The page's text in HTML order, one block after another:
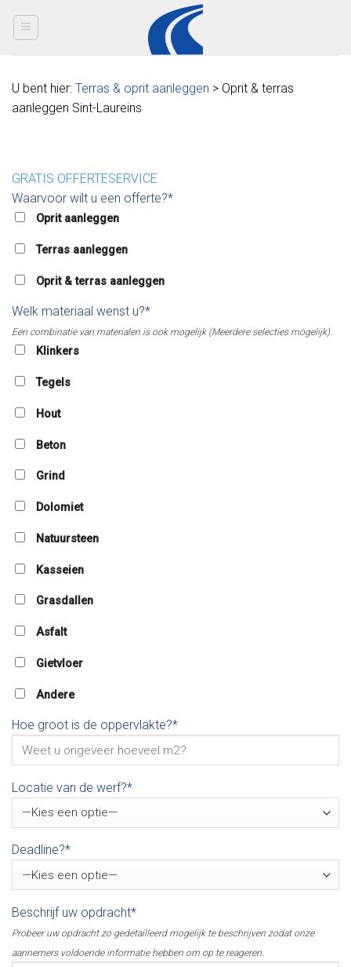
U bent hier: Terras & oprit aanleggen > Oprit & terras
aanleggen Sint-Laureins
GRATIS OFFERTESERVICE
Waarvoor wilt u een offerte?*
Oprit aanleggen
Terras aanleggen
Oprit & terras aanleggen
Welk materiaal wenst u?*
Een combinatie van materialen is ook mogelijk (Meerdere selecties mogelijk).
Klinkers
Tegels
Hout
Beton
Grind
Dolomiet
Natuursteen
Kasseien
Grasdallen
Asfalt
Gietvloer
Andere
Hoe groot is de oppervlakte?*
Locatie van de werf?*
Deadline?*
Beschrijf uw opdracht*
Probeer uw opdracht zo gedetailleerd mogelijk te beschrijven zodat onze
aannemers voldoende informatie hebben om op te reageren.